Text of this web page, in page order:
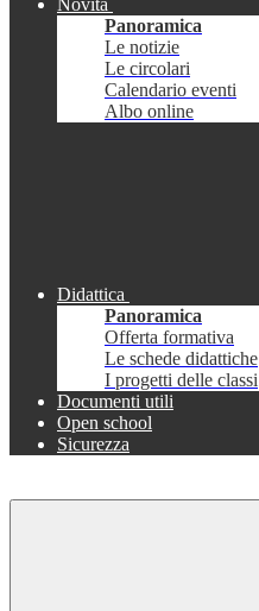
Novità
Panoramica
Le notizie
Le circolari
Calendario eventi
Albo online
Didattica
Panoramica
Offerta formativa
Le schede didattiche
I progetti delle classi
Documenti utili
Open school
Sicurezza